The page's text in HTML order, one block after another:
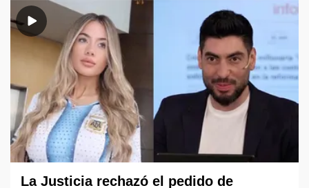
La Justicia rechazó el pedido de